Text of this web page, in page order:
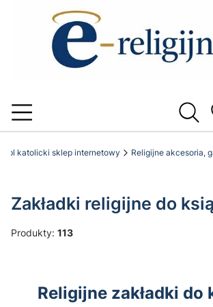
katolicki sklep internetowy
Zakładki religijne do
Produkty: 113
Religijne zakładki do